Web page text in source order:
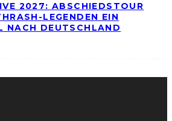
2027: ABSCHIEDSTOUR
LEGENDEN EIN
NACH DEUTSCHLAND